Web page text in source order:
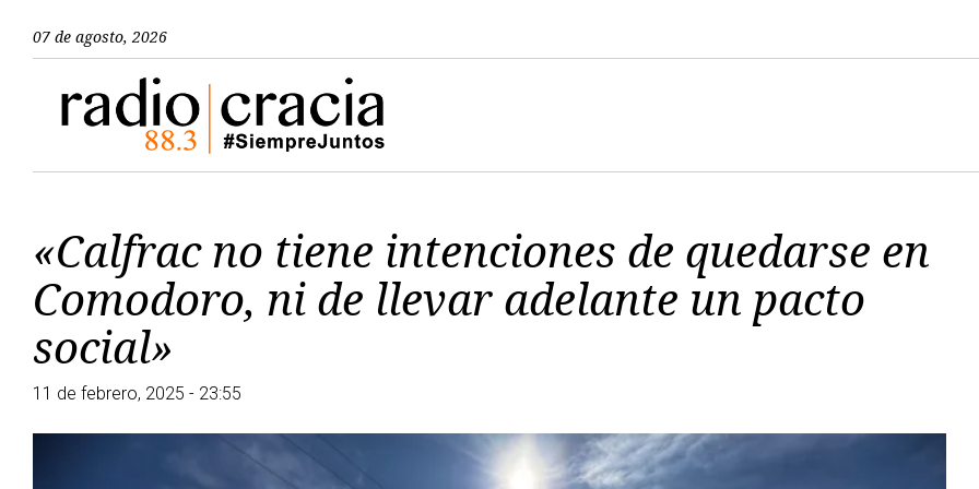
07 de agosto, 2026
«Calfrac no tiene intenciones de quedarse en
Comodoro, ni de llevar adelante un pacto
social»
11 de febrero, 2025 - 23:55